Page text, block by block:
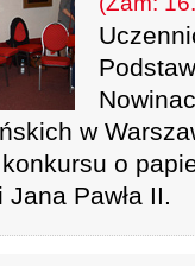
w
o
Pawła II.